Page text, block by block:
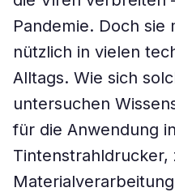
Pandemie. Doch sie
nützlich in vielen
Alltags. Wie sich
untersuchen
für die Anwendung
Tintenstrahldrucker,